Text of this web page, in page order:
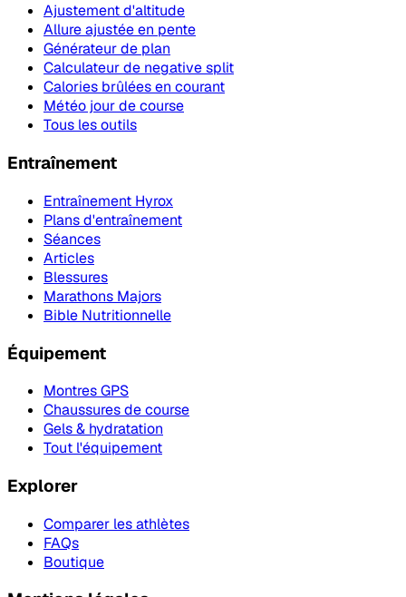
Ajustement d'altitude
Allure ajustée en pente
Générateur de plan
Calculateur de negative split
Calories brûlées en courant
Météo jour de course
Tous les outils
Entraînement
Entraînement Hyrox
Plans d'entraînement
Séances
Articles
Blessures
Marathons Majors
Bible Nutritionnelle
Équipement
Montres GPS
Chaussures de course
Gels & hydratation
Tout l'équipement
Explorer
Comparer les athlètes
FAQs
Boutique